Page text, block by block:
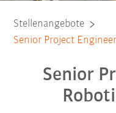
Stellenangebote
Senior Project
Senior